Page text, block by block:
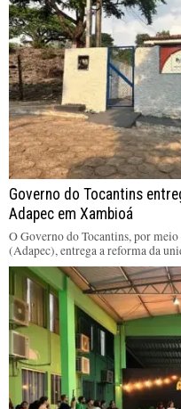
Governo do Tocantins
Adapec em Xambioá
O Governo do Tocantins, por
(Adapec), entrega a reforma da